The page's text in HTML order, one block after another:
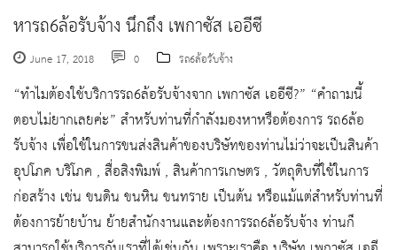
หารถ6ล้อรับจ้าง นึกถึง เพกาซัส เออีซี
June 17, 2018 0 รถ6ล้อรับจ้าง
“ทำไมต้องใช้บริการรถ6ล้อรับจ้างจาก เพกาซัส เออีซี?” “คำถามนี้
ตอบไม่ยากเลยค่ะ” สำหรับท่านที่กำลังมองหาหรือต้องการ รถ6ล้อ
รับจ้าง เพื่อใช้ในการขนส่งสินค้าของบริษัทของท่านไม่ว่าจะเป็นสินค้า
อุปโภค บริโภค , สื่อสิงพิมพ์ , สินค้าการเกษตร , วัตถุดิบที่ใช้ในการ
ก่อสร้าง เช่น ขนดิน ขนหิน ขนทราย เป็นต้น หรือแม้แต่สำหรับท่านที่
ต้องการย้ายบ้าน ย้ายสำนักงานและต้องการรถ6ล้อรับจ้าง ท่านก็